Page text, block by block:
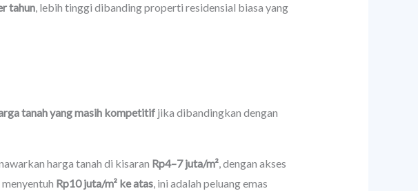
tahun, lebih tinggi dibanding properti residensial biasa yang
tanah yang masih kompetitifjika dibandingkan dengan
harga tanah di kisaran Rp4–7 juta/m², dengan akses
Rp10 juta/m² ke atas, ini adalah peluang emas